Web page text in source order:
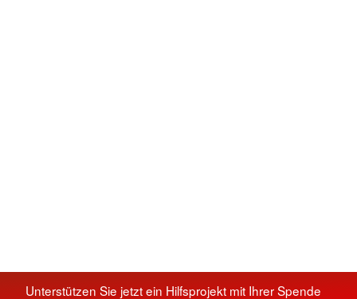
Unterstützen Sie jetzt ein Hilfsprojekt mit Ihrer Spende